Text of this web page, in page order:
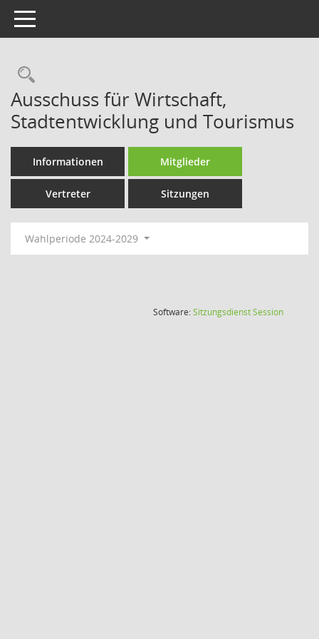
Toggle navigation
Rechercheauswahl
Ausschuss für Wirtschaft,
Stadtentwicklung und Tourismus
Informationen Mitglieder
Vertreter Sitzungen
Wahlperiode 2024-2029
Software:SitzungsdienstSession(Wird in